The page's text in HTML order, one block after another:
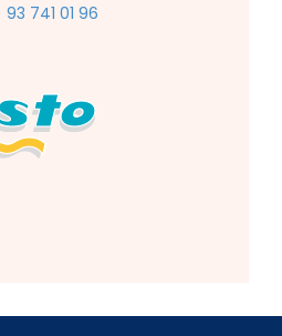
93 741 01 96